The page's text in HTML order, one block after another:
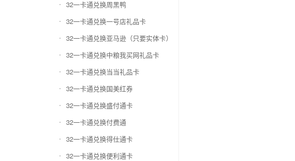
32一卡通兑换周黑鸭
32一卡通兑换一号店礼品卡
32一卡通兑换亚马逊（只要实体卡）
32一卡通兑换中粮我买网礼品卡
32一卡通兑换当当礼品卡
32一卡通兑换国美红券
32一卡通兑换盛付通卡
32一卡通兑换付费通
32一卡通兑换得仕通卡
32一卡通兑换便利通卡